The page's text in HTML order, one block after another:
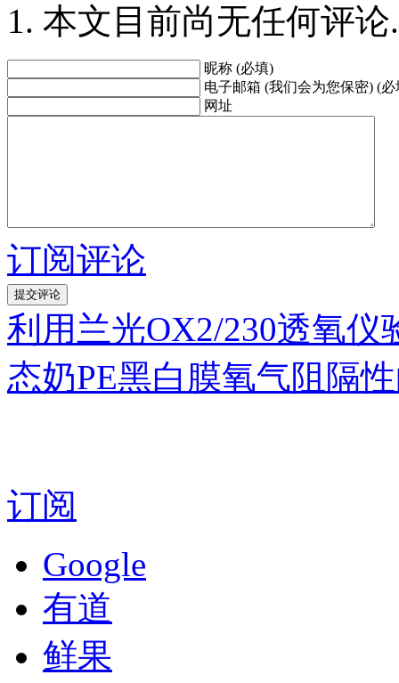
本文目前尚无任何评论.
昵称 (必填)
电子邮箱 (我们会为您保密) (必
网址
订阅评论
利用兰光OX2/230透氧
态奶PE黑白膜氧气阻隔
订阅
Google
有道
鲜果